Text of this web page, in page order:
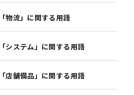
「物流」に関する用語
「システム」に関する用語
「店舗備品」に関する用語